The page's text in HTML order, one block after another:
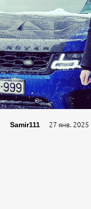
Samir111 27 янв. 2025